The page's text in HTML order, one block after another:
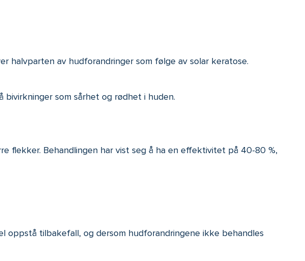
halvparten av hudforandringer som følge av solar keratose.
som sårhet og rødhet i huden.
flekker. Behandlingen har vist seg å ha en effektivitet på 40-80 %,
oppstå tilbakefall, og dersom hudforandringene ikke behandles